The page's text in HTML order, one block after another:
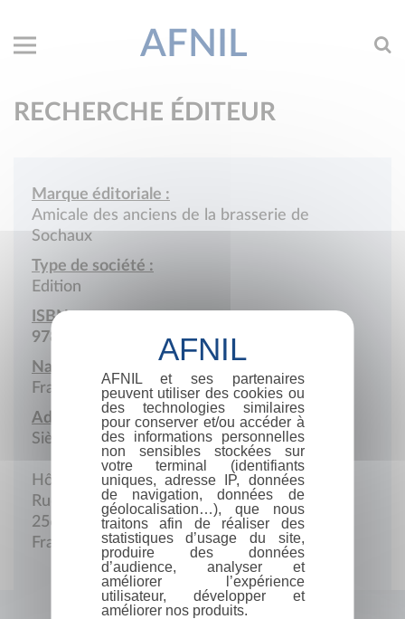
AFNIL
RECHERCHE ÉDITEUR
Marque éditoriale :
Amicale des anciens de la brasserie de
Sochaux
Type de société :
Edition
ISBN :
978-2-9516268
Nationalité :
France
Adresse :
Siège social
Hôtel de Ville
Rue de la Poste
25600 Sochaux
France
AFNIL et ses partenaires
peuvent utiliser des cookies ou
des technologies similaires
pour conserver et/ou accéder à
des informations personnelles
non sensibles stockées sur
votre terminal (identifiants
uniques, adresse IP, données
de navigation, données de
géolocalisation…), que nous
traitons afin de réaliser des
statistiques d’usage du site,
produire des données
d’audience, analyser et
améliorer l’expérience
utilisateur, développer et
améliorer nos produits.